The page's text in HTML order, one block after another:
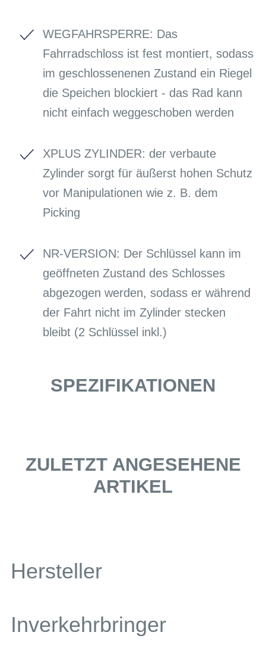
WEGFAHRSPERRE: Das
Fahrradschloss ist fest montiert, sodass
im geschlossenenen Zustand ein Riegel
die Speichen blockiert - das Rad kann
nicht einfach weggeschoben werden
XPLUS ZYLINDER: der verbaute
Zylinder sorgt für äußerst hohen Schutz
vor Manipulationen wie z. B. dem
Picking
NR-VERSION: Der Schlüssel kann im
geöffneten Zustand des Schlosses
abgezogen werden, sodass er während
der Fahrt nicht im Zylinder stecken
bleibt (2 Schlüssel inkl.)
SPEZIFIKATIONEN
ZULETZT ANGESEHENE
ARTIKEL
Hersteller
Inverkehrbringer